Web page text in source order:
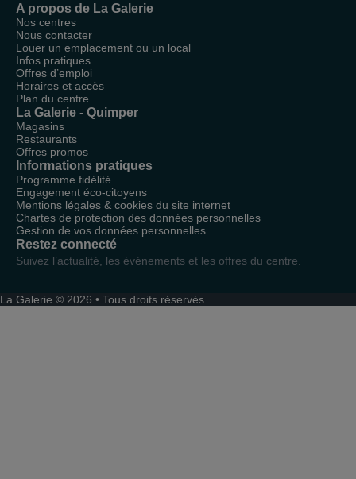
A propos de La Galerie
Nos centres
Nous contacter
Louer un emplacement ou un local
Infos pratiques
Offres d’emploi
Horaires et accès
Plan du centre
La Galerie - Quimper
Magasins
Restaurants
Offres promos
Informations pratiques
Programme fidélité
Engagement éco-citoyens
Mentions légales & cookies du site internet
Chartes de protection des données personnelles
Gestion de vos données personnelles
Restez connecté
Suivez l’actualité, les événements et les offres du centre.
La Galerie © 2026 • Tous droits réservés